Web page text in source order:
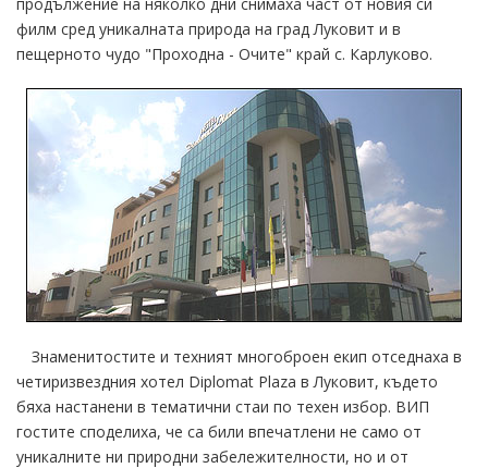
филм сред уникалната природа на град Луковит и в
пещерното чудо "Проходна - Очите" край с. Карлуково.
Знаменитостите и техният многоброен екип отседнаха в
четиризвездния хотел Diplomat Plazа в Луковит, където
бяха настанени в тематични стаи по техен избор. ВИП
гостите споделиха, че са били впечатлени не само от
уникалните ни природни забележителности, но и от